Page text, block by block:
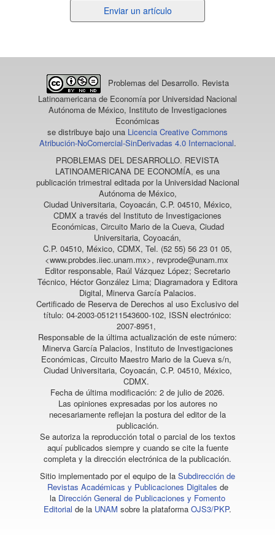
un
Enviar un artículo
Problemas del Desarrollo. Revista
Latinoamericana de Economía por Universidad Nacional
Autónoma de México, Instituto de Investigaciones
Económicas
se distribuye bajo una Licencia Creative Commons
Atribución-NoComercial-SinDerivadas 4.0 Internacional.
PROBLEMAS DEL DESARROLLO. REVISTA
LATINOAMERICANA DE ECONOMÍA, es una
publicación trimestral editada por la Universidad Nacional
Autónoma de México,
Ciudad Universitaria, Coyoacán, C.P. 04510, México,
CDMX a través del Instituto de Investigaciones
Económicas, Circuito Mario de la Cueva, Ciudad
Universitaria, Coyoacán,
C.P. 04510, México, CDMX, Tel. (52 55) 56 23 01 05,
<www.probdes.iiec.unam.mx>, revprode@unam.mx
Editor responsable, Raúl Vázquez López; Secretario
Técnico, Héctor González Lima; Diagramadora y Editora
Digital, Minerva García Palacios.
Certificado de Reserva de Derechos al uso Exclusivo del
título: 04-2003-051211543600-102, ISSN electrónico:
2007-8951,
Responsable de la última actualización de este número:
Minerva García Palacios, Instituto de Investigaciones
Económicas, Circuito Maestro Mario de la Cueva s/n,
Ciudad Universitaria, Coyoacán, C.P. 04510, México,
CDMX.
Fecha de última modificación: 2 de julio de 2026.
Las opiniones expresadas por los autores no
necesariamente reflejan la postura del editor de la
publicación.
Se autoriza la reproducción total o parcial de los textos
aquí publicados siempre y cuando se cite la fuente
completa y la dirección electrónica de la publicación.
Sitio implementado por el equipo de la Subdirección de
Revistas Académicas y Publicaciones Digitales de
la Dirección General de Publicaciones y Fomento
Editorial de la UNAM sobre la plataforma OJS3/PKP.